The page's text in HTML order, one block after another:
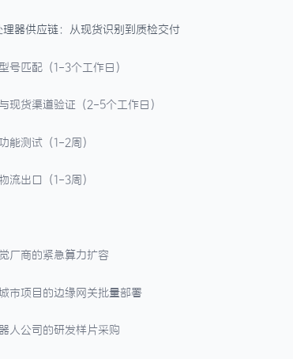
器供应链：从现货识别到质检交付
号匹配（1-3个工作日）
现货渠道验证（2-5个工作日）
能测试（1-2周）
流出口（1-3周）
厂商的紧急算力扩容
市项目的边缘网关批量部署
人公司的研发样片采购